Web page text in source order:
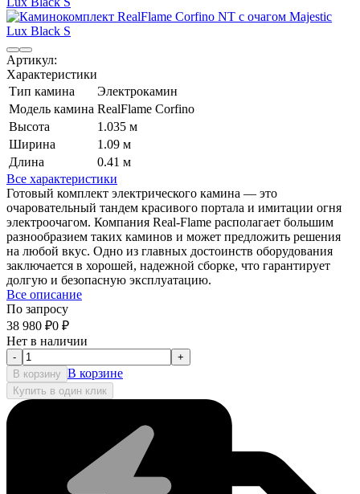
Артикул:
Характеристики
Тип камина
Электрокамин
Модель камина RealFlame Corfino
Высота
1.035 м
Ширина
1.09 м
Длина
0.41 м
Все характеристики
Готовый комплект электрического камина — это
очаровательный тандем красивого портала и имитации огня
электроочагом. Компания Real-Flame располагает большим
разнообразием таких каминов и может предложить решения
на любой вкус. Одно из главных достоинств оборудования
заключается в хорошей, надежной сборке, что гарантирует
долгую и безопасную эксплуатацию.
Все описание
По запросу
38 980 ₽0 ₽
Нет в наличии
-
+
В корзину В корзине
Купить в один клик